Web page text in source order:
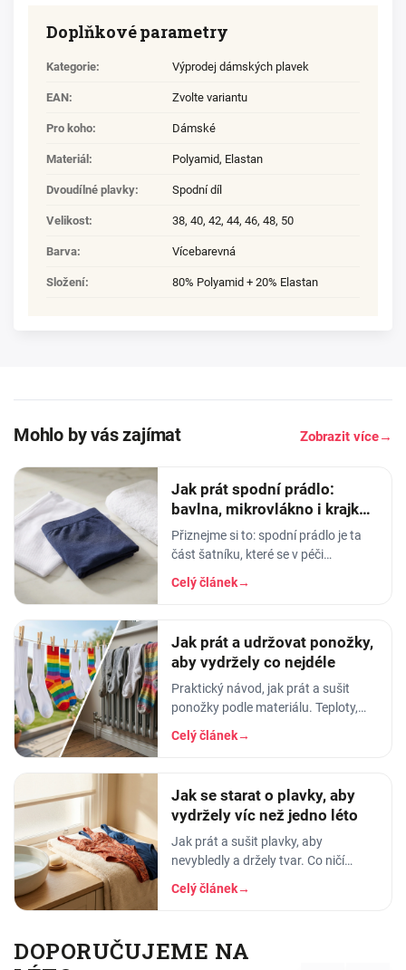
Doplňkové parametry
Kategorie: Výprodej dámských plavek
EAN: Zvolte variantu
Pro koho: Dámské
Materiál : Polyamid, Elastan
Dvoudílné plavky: Spodní díl
Velikost: 38, 40, 42, 44, 46, 48, 50
Barva: Vícebarevná
Složení: 80% Polyamid + 20% Elastan
Mohlo by vás zajímat Zobrazit více→
Jak prát spodní prádlo:
bavlna, mikrovlákno i krajka,
aby vydrželo
Přiznejme si to: spodní prádlo je ta
část šatníku, které se v péči
věnujeme nejmíň. Hodíme ho do
pračky se vším ostatním, dáme
Celý článek→
Jak prát a udržovat ponožky,
aby vydržely co nejdéle
Praktický návod, jak prát a sušit
ponožky podle materiálu. Teploty,
aviváž, sušička, žehlení. Vyhnete se
tak sražení, trhání a ztrátě tvaru.
Celý článek→
Jak se starat o plavky, aby
vydržely víc než jedno léto
Jak prát a sušit plavky, aby
nevybledly a držely tvar. Co ničí
elastan, proč plavky proplachovat a
tři nejčastější chyby v péči o plavky.
Celý článek→
DOPORUČUJEME NA